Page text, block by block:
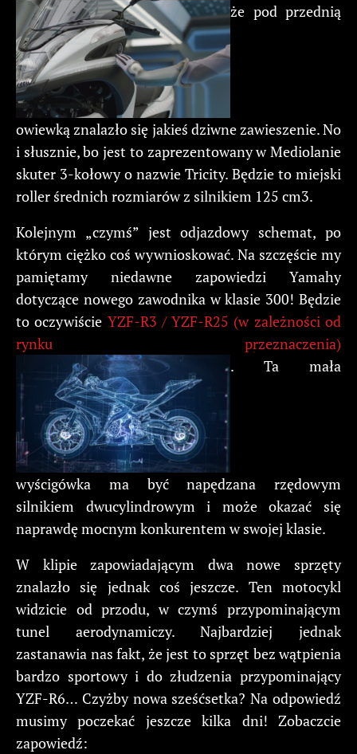
że pod przednią
owiewką znalazło się jakieś dziwne zawieszenie. No
i słusznie, bo jest to zaprezentowany w Mediolanie
skuter 3-kołowy o nazwie Tricity. Będzie to miejski
roller średnich rozmiarów z silnikiem 125 cm3.
Kolejnym „czymś” jest odjazdowy schemat, po
którym ciężko coś wywnioskować. Na szczęście my
pamiętamy niedawne zapowiedzi Yamahy
dotyczące nowego zawodnika w klasie 300! Będzie
to oczywiście YZF-R3 / YZF-R25 (w zależności od
rynku przeznaczenia)
. Ta mała
wyścigówka ma być napędzana rzędowym
silnikiem dwucylindrowym i może okazać się
naprawdę mocnym konkurentem w swojej klasie.
W klipie zapowiadającym dwa nowe sprzęty
znalazło się jednak coś jeszcze. Ten motocykl
widzicie od przodu, w czymś przypominającym
tunel aerodynamiczy. Najbardziej jednak
zastanawia nas fakt, że jest to sprzęt bez wątpienia
bardzo sportowy i do złudzenia przypominający
YZF-R6… Czyżby nowa sześćsetka? Na odpowiedź
musimy poczekać jeszcze kilka dni! Zobaczcie
zapowiedź: